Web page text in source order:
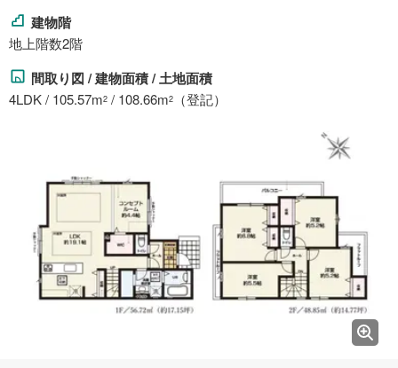
建物階
地上階数2階
間取り図 / 建物面積 / 土地面積
4LDK / 105.57m2 / 108.66m2 （登記）